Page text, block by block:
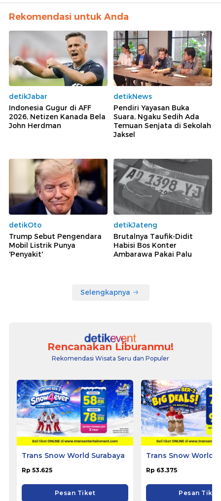
Rekomendasi untuk Anda
detikJabar
Indonesia Gugur di AFF
2026, Netizen Kanada Bela
John Herdman
detikNews
Pendiri Yayasan Buka
Suara, Ngaku Sedih Ada
Temuan Senjata di Sekolah
Jaksel
detikOto
Trump Sebut Pengendara
Mobil Listrik Punya
'Penyakit'
detikJateng
Brutalnya Taufik-Didit
Habisi Bos Konter
Ambarawa Pakai Palu
Selengkapnya
Rencanakan Liburanmu!
Rekomendasi Wisata Seru dan Populer
Trans Snow World Surabaya
Rp 53.625
Pesan Tiket
Trans Snow World
Rp 63.375
Pesan Tiket